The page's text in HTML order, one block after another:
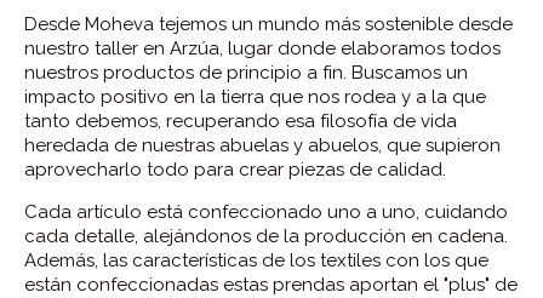
Desde Moheva tejemos un mundo más sostenible desde
nuestro taller en Arzúa, lugar donde elaboramos todos
nuestros productos de principio a fin. Buscamos un
impacto positivo en la tierra que nos rodea y a la que
tanto debemos, recuperando esa filosofía de vida
heredada de nuestras abuelas y abuelos, que supieron
aprovecharlo todo para crear piezas de calidad.
Cada artículo está confeccionado uno a uno, cuidando
cada detalle, alejándonos de la producción en cadena.
Además, las características de los textiles con los que
están confeccionadas estas prendas aportan el "plus" de